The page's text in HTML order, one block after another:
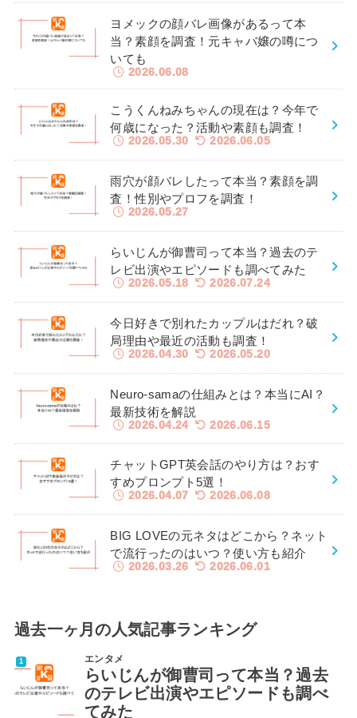
ヨメックの顔バレ画像があるって本
当？素顔を調査！元キャバ嬢の噂につ
いても
2026.06.08
こうくんねみちゃんの現在は？今年で
何歳になった？活動や素顔も調査！
2026.05.30 2026.06.05
雨穴が顔バレしたって本当？素顔を調
査！性別やプロフを調査！
2026.05.27
らいじんが御曹司って本当？過去のテ
レビ出演やエピソードも調べてみた
2026.05.18 2026.07.24
今日好きで別れたカップルはだれ？破
局理由や最近の活動も調査！
2026.04.30 2026.05.20
Neuro-samaの仕組みとは？本当にAI？
最新技術を解説
2026.04.24 2026.06.15
チャットGPT英会話のやり方は？おす
すめプロンプト5選！
2026.04.07 2026.06.08
BIG LOVEの元ネタはどこから？ネット
で流行ったのはいつ？使い方も紹介
2026.03.26 2026.06.01
過去一ヶ月の人気記事ランキング
エンタメ
らいじんが御曹司って本当？過去
のテレビ出演やエピソードも調べ
てみた